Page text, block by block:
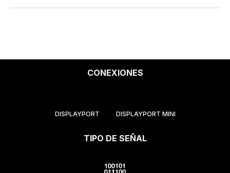
CONEXIONES
DISPLAYPORT DISPLAYPORT MINI
TIPO DE SEÑAL